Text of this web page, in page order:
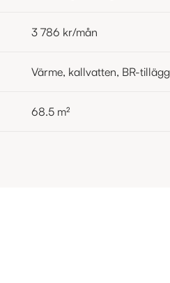
3 786 kr/mån
Värme, kallvatten, BR-tillägg
68.5 m²